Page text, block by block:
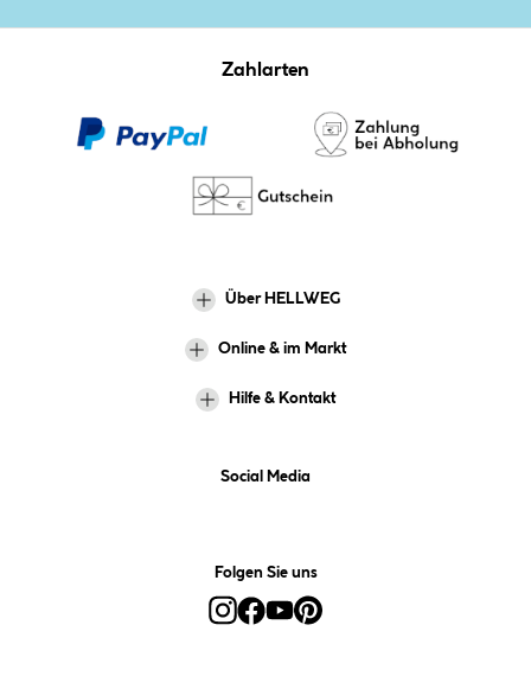
Zahlarten
Über HELLWEG
Online & im Markt
Hilfe & Kontakt
Social Media
Folgen Sie uns